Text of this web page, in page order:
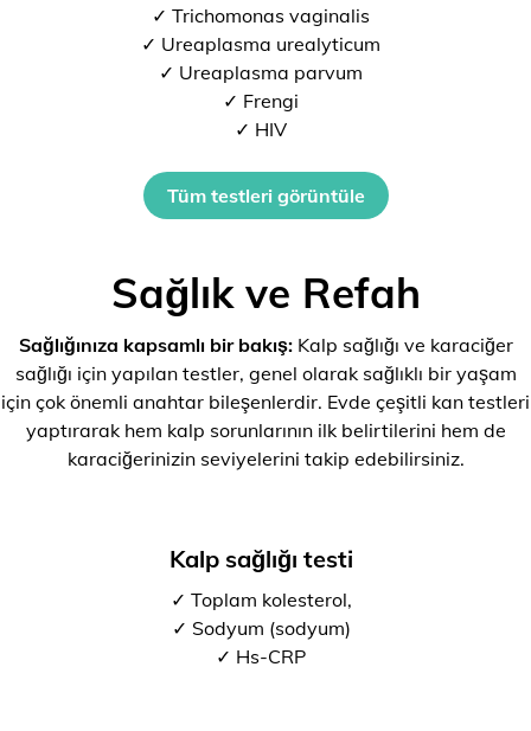
✓ Trichomonas vaginalis
✓ Ureaplasma urealyticum
✓ Ureaplasma parvum
✓ Frengi
✓ HIV
Tüm testleri görüntüle
Sağlık ve Refah
Sağlığınıza kapsamlı bir bakış:Kalp sağlığı ve karaciğer
sağlığı için yapılan testler, genel olarak sağlıklı bir yaşam
için çok önemli anahtar bileşenlerdir. Evde çeşitli kan testleri
yaptırarak hem kalp sorunlarının ilk belirtilerini hem de
karaciğerinizin seviyelerini takip edebilirsiniz.
Kalp sağlığı testi
✓ Toplam kolesterol,
✓ Sodyum (sodyum)
✓ Hs-CRP